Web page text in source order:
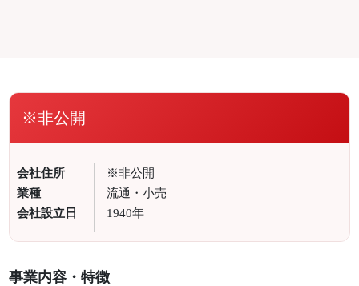
※非公開
会社住所
※非公開
業種
流通・小売
会社設立日
1940年
事業内容・特徴